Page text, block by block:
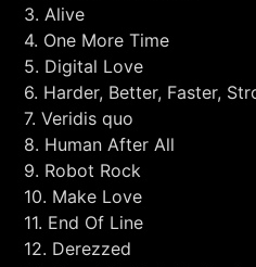
Sostieni Radio
3. Alive
4. One More Time
5. Digital Love
6. Harder, Better, Faster,
7. Veridis quo
8. Human After All
9. Robot Rock
10. Make Love
11. End Of Line
12. Derezzed